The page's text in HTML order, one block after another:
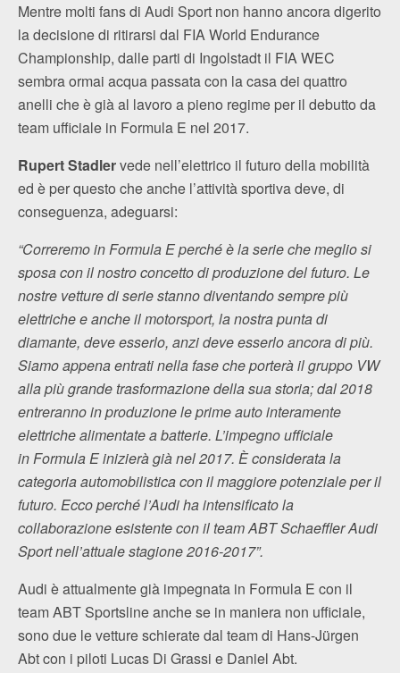
Mentre molti fans di Audi Sport non hanno ancora digerito
la decisione di ritirarsi dal FIA World Endurance
Championship, dalle parti di Ingolstadt il FIA WEC
sembra ormai acqua passata con la casa dei quattro
anelli che è già al lavoro a pieno regime per il debutto da
team ufficiale in Formula E nel 2017.
Rupert Stadlervede nell’elettrico il futuro della mobilità
ed è per questo che anche l’attività sportiva deve, di
conseguenza, adeguarsi:
“Correremo in Formula E perché è la serie che meglio si
sposa con il nostro concetto di produzione del futuro. Le
nostre vetture di serie stanno diventando sempre più
elettriche e anche il motorsport, la nostra punta di
diamante, deve esserlo, anzi deve esserlo ancora di più.
Siamo appena entrati nella fase che porterà il gruppo VW
alla più grande trasformazione della sua storia; dal 2018
entreranno in produzione le prime auto interamente
elettriche alimentate a batterie. L’impegno ufficiale
in Formula E inizierà già nel 2017. È considerata la
categoria automobilistica con il maggiore potenziale per il
futuro. Ecco perché l’Audi ha intensificato la
collaborazione esistente con il team ABT Schaeffler Audi
Sport nell’attuale stagione 2016-2017”.
Audi è attualmente già impegnata in Formula E con il
team ABT Sportsline anche se in maniera non ufficiale,
sono due le vetture schierate dal team di Hans-Jürgen
Abt con i piloti Lucas Di Grassi e Daniel Abt.